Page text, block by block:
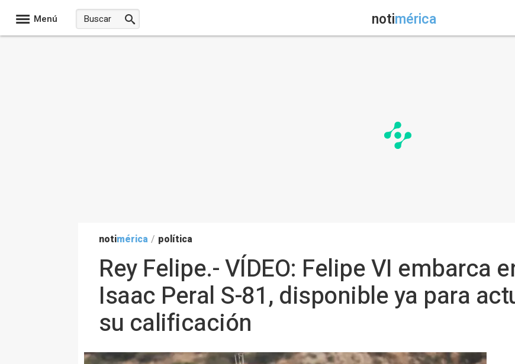
Menú notimérica
notimérica / política
Rey Felipe.- VÍDEO: Felipe VI embarca
Isaac Peral S-81, disponible ya para
su calificación